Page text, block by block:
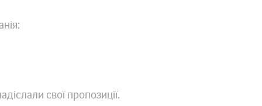
свої пропозиції.